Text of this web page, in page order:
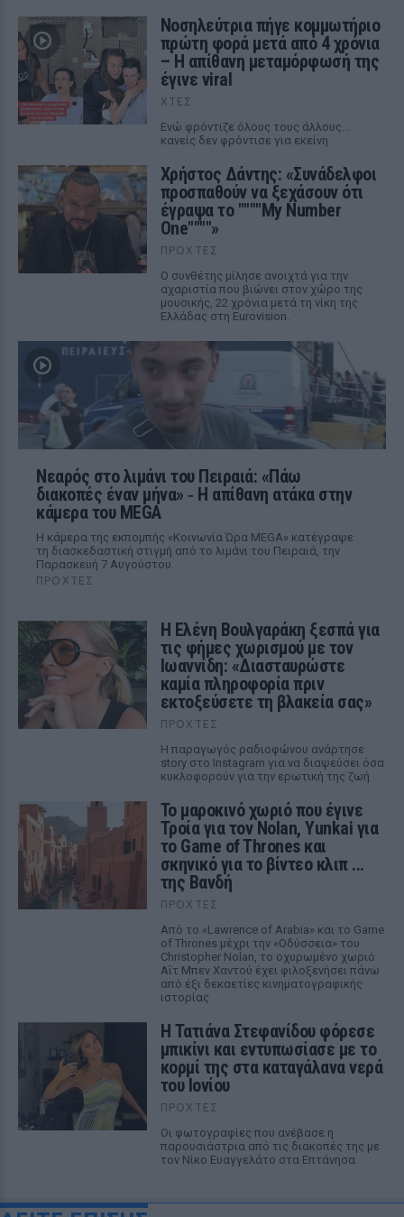
Νοσηλεύτρια πήγε κομμωτήριο
πρώτη φορά μετά από 4 χρόνια
– Η απίθανη μεταμόρφωσή της
έγινε viral
ΧΤΕΣ
Ενώ φρόντιζε όλους τους άλλους...
κανείς δεν φρόντισε για εκείνη
Χρήστος Δάντης: «Συνάδελφοι
προσπαθούν να ξεχάσουν ότι
έγραψα το """"My Number
One""""»
ΠΡΟΧΤΈΣ
Ο συνθέτης μίλησε ανοιχτά για την
αχαριστία που βιώνει στον χώρο της
μουσικής, 22 χρόνια μετά τη νίκη της
Ελλάδας στη Eurovision.
Νεαρός στο λιμάνι του Πειραιά: «Πάω
διακοπές έναν μήνα» ‑ Η απίθανη ατάκα στην
κάμερα του MEGA
Η κάμερα της εκπομπής «Κοινωνία Ώρα MEGA» κατέγραψε
τη διασκεδαστική στιγμή από το λιμάνι του Πειραιά, την
Παρασκευή 7 Αυγούστου.
ΠΡΟΧΤΈΣ
Η Ελένη Βουλγαράκη ξεσπά για
τις φήμες χωρισμού με τον
Ιωαννίδη: «Διασταυρώστε
καμία πληροφορία πριν
εκτοξεύσετε τη βλακεία σας»
ΠΡΟΧΤΈΣ
Η παραγωγός ραδιοφώνου ανάρτησε
story στο Instagram για να διαψεύσει όσα
κυκλοφορούν για την ερωτική της ζωή
Το μαροκινό χωριό που έγινε
Τροία για τον Nolan, Yunkai για
το Game of Thrones και
σκηνικό για το βίντεο κλιπ ...
της Βανδή
ΠΡΟΧΤΈΣ
Από το «Lawrence of Arabia» και το Game
of Thrones μέχρι την «Οδύσσεια» του
Christopher Nolan, το οχυρωμένο χωριό
Αΐτ Μπεν Χαντού έχει φιλοξενήσει πάνω
από έξι δεκαετίες κινηματογραφικής
ιστορίας
Η Τατιάνα Στεφανίδου φόρεσε
μπικίνι και εντυπωσίασε με το
κορμί της στα καταγάλανα νερά
του Ιονίου
ΠΡΟΧΤΈΣ
Οι φωτογραφίες που ανέβασε η
παρουσιάστρια από τις διακοπές της με
τον Νίκο Ευαγγελάτο στα Επτάνησα